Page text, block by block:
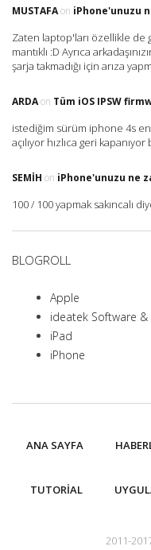
MUSTAFAon iPhone'unuzu
Zaten laptop'ları özellikle de
mantıklı :D Ayrıca
şarja takmadığı için arıza
ARDAon Tüm iOS IPSW
istediğim sürüm iphone 4s
açılıyor hızlıca geri
SEMIH on iPhone'unuzu ne
100 / 100 yapmak sakıncalı
BLOGROLL
Apple
ideatek Software &
iPad
iPhone
ANA SAYFA
TUTORIAL
2011-